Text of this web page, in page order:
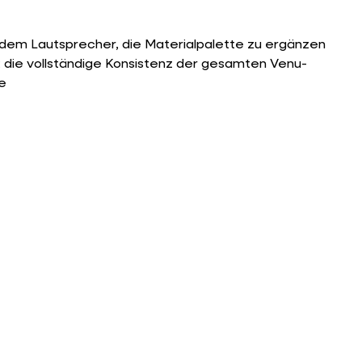
Lautsprecher, die Materialpalette zu ergänzen
vollständige Konsistenz der gesamten Venu-